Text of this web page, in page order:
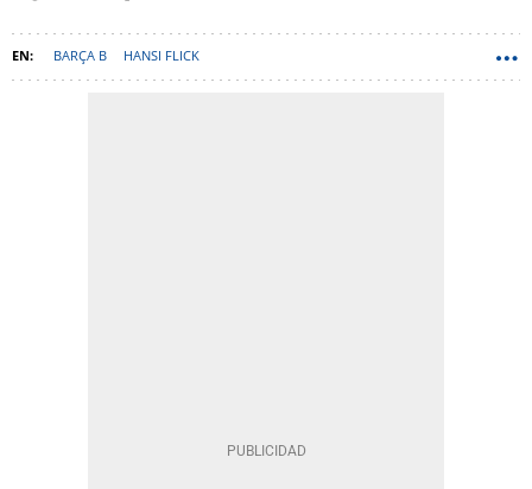
BARÇA B HANSI FLICK